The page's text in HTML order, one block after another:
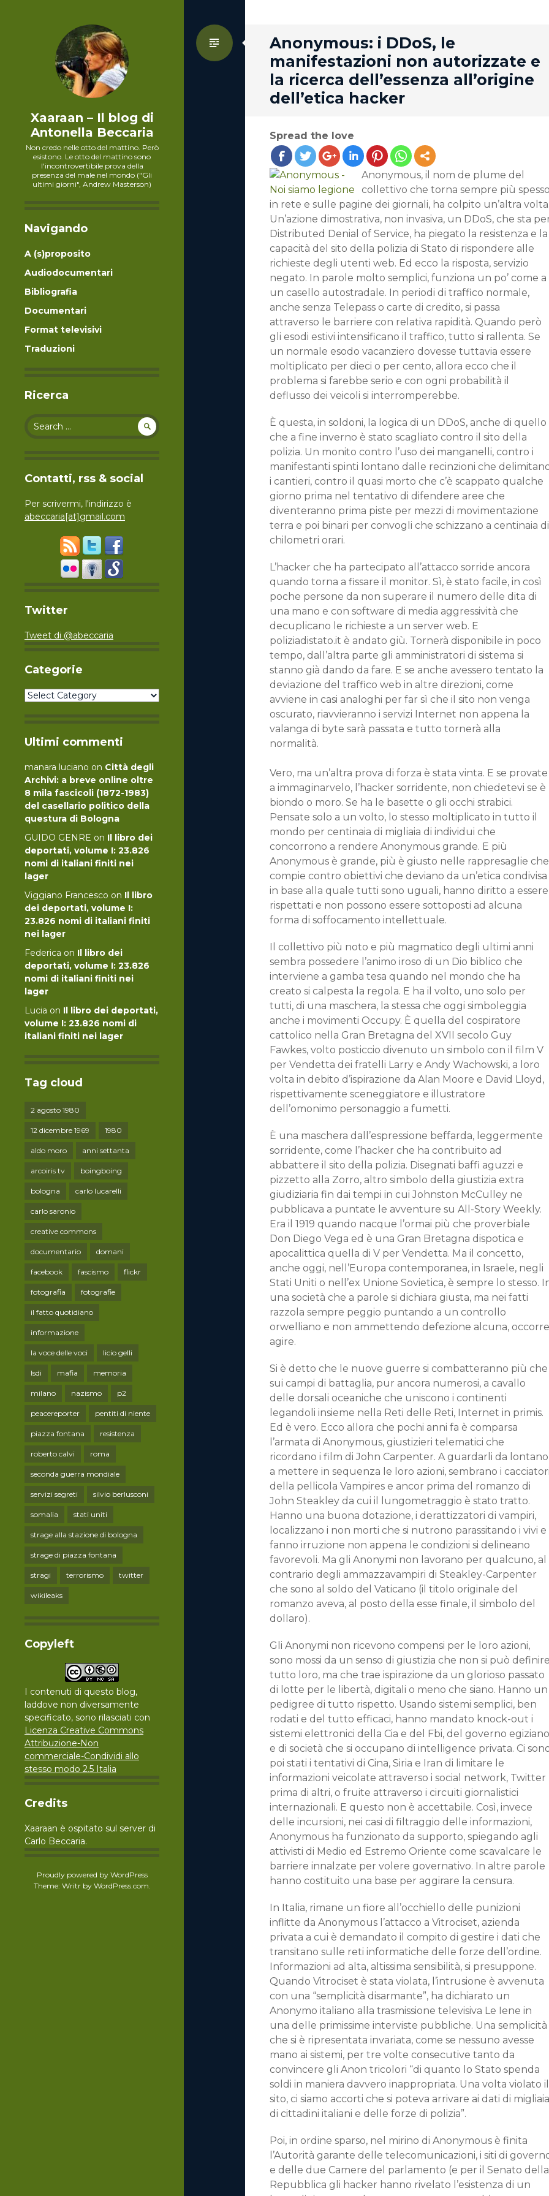
Xaaraan – Il blog di
Antonella Beccaria
Non credo nelle otto del mattino. Però
esistono. Le otto del mattino sono
l'incontrovertibile prova della
presenza del male nel mondo ("Gli
ultimi giorni", Andrew Masterson)
Navigando
A (s)proposito
Audiodocumentari
Bibliografia
Documentari
Format televisivi
Traduzioni
Ricerca
Search for:
Contatti, rss & social
Per scrivermi, l'indirizzo è
abeccaria[at]gmail.com
Twitter
Tweet di @abeccaria
Categorie
Categorie
Ultimi commenti
manara luciano on Città degli
Archivi: a breve online oltre
8 mila fascicoli (1872-1983)
del casellario politico della
questura di Bologna
GUIDO GENRE on Il libro dei
deportati, volume I: 23.826
nomi di italiani finiti nei
lager
Viggiano Francesco on Il libro
dei deportati, volume I:
23.826 nomi di italiani finiti
nei lager
Federica on Il libro dei
deportati, volume I: 23.826
nomi di italiani finiti nei
lager
Lucia on Il libro dei deportati,
volume I: 23.826 nomi di
italiani finiti nei lager
Tag cloud
2 agosto 1980
12 dicembre 1969 1980
aldo moro anni settanta
arcoiris tv boingboing
bologna carlo lucarelli
carlo saronio
creative commons
documentario domani
facebook fascismo flickr
fotografia fotografie
il fatto quotidiano
informazione
la voce delle voci licio gelli
lsdi mafia memoria
milano nazismo p2
peacereporter pentiti di niente
piazza fontana resistenza
roberto calvi roma
seconda guerra mondiale
servizi segreti silvio berlusconi
somalia stati uniti
strage alla stazione di bologna
strage di piazza fontana
stragi terrorismo twitter
wikileaks
Copyleft
I contenuti di questo blog,
laddove non diversamente
specificato, sono rilasciati con
Licenza Creative Commons
Attribuzione-Non
commerciale-Condividi allo
stesso modo 2.5 Italia
Credits
Xaaraan è ospitato sul server di
Carlo Beccaria.
Proudly powered by WordPress
Theme: Writr by WordPress.com.
Anonymous: i DDoS, le
manifestazioni non autorizzate e
la ricerca dell’essenza all’origine
dell’etica hacker
Standard
Spread the love
Anonymous, il nom de plume del
collettivo che torna sempre più
in rete e sulle pagine dei giornali, ha colpito un’altra
Un’azione dimostrativa, non invasiva, un DDoS, che sta
Distributed Denial of Service, ha piegato la resistenza e la
capacità del sito della polizia di Stato di rispondere alle
richieste degli utenti web. Ed ecco la risposta, servizio
negato. In parole molto semplici, funziona un po’ come a
un casello autostradale. In periodi di traffico normale,
anche senza Telepass o carte di credito, si passa
attraverso le barriere con relativa rapidità. Quando però
gli esodi estivi intensificano il traffico, tutto si rallenta. Se
un normale esodo vacanziero dovesse tuttavia essere
moltiplicato per dieci o per cento, allora ecco che il
problema si farebbe serio e con ogni probabilità il
deflusso dei veicoli si interromperebbe.
È questa, in soldoni, la logica di un DDoS, anche di quello
che a fine inverno è stato scagliato contro il sito della
polizia. Un monito contro l’uso dei manganelli, contro i
manifestanti spinti lontano dalle recinzioni che
i cantieri, contro il quasi morto che c’è scappato qualche
giorno prima nel tentativo di difendere aree che
diventeranno prima piste per mezzi di movimentazione
terra e poi binari per convogli che schizzano a centinaia di
chilometri orari.
L’hacker che ha partecipato all’attacco sorride ancora
quando torna a fissare il monitor. Sì, è stato facile, in così
poche persone da non superare il numero delle dita di
una mano e con software di media aggressività che
decuplicano le richieste a un server web. E
poliziadistato.it è andato giù. Tornerà disponibile in poco
tempo, dall’altra parte gli amministratori di sistema si
stanno già dando da fare. E se anche avessero tentato la
deviazione del traffico web in altre direzioni, come
avviene in casi analoghi per far sì che il sito non venga
oscurato, riavvieranno i servizi Internet non appena la
valanga di byte sarà passata e tutto tornerà alla
normalità.
Vero, ma un’altra prova di forza è stata vinta. E se provate
a immaginarvelo, l’hacker sorridente, non chiedetevi se è
biondo o moro. Se ha le basette o gli occhi strabici.
Pensate solo a un volto, lo stesso moltiplicato in tutto il
mondo per centinaia di migliaia di individui che
concorrono a rendere Anonymous grande. E più
Anonymous è grande, più è giusto nelle rappresaglie che
compie contro obiettivi che deviano da un’etica condivisa
in base alla quale tutti sono uguali, hanno diritto a essere
rispettati e non possono essere sottoposti ad alcuna
forma di soffocamento intellettuale.
Il collettivo più noto e più magmatico degli ultimi anni
sembra possedere l’animo iroso di un Dio biblico che
interviene a gamba tesa quando nel mondo che ha
creato si calpesta la regola. E ha il volto, uno solo per
tutti, di una maschera, la stessa che oggi simboleggia
anche i movimenti Occupy. È quella del cospiratore
cattolico nella Gran Bretagna del XVII secolo Guy
Fawkes, volto posticcio divenuto un simbolo con il film V
per Vendetta dei fratelli Larry e Andy Wachowski, a loro
volta in debito d’ispirazione da Alan Moore e David Lloyd,
rispettivamente sceneggiatore e illustratore
dell’omonimo personaggio a fumetti.
È una maschera dall’espressione beffarda, leggermente
sorridente, come l’hacker che ha contribuito ad
abbattere il sito della polizia. Disegnati baffi aguzzi e
pizzetto alla Zorro, altro simbolo della giustizia extra
giudiziaria fin dai tempi in cui Johnston McCulley ne
pubblicava a puntate le avventure su All-Story Weekly.
Era il 1919 quando nacque l’ormai più che proverbiale
Don Diego Vega ed è una Gran Bretagna dispotica e
apocalittica quella di V per Vendetta. Ma il concetto,
anche oggi, nell’Europa contemporanea, in Israele, negli
Stati Uniti o nell’ex Unione Sovietica, è sempre lo stesso.
una società che a parole si dichiara giusta, ma nei fatti
razzola sempre peggio puntando a un controllo
orwelliano e non ammettendo defezione alcuna, occorre
agire.
Si è detto che le nuove guerre si combatteranno più che
sui campi di battaglia, pur ancora numerosi, a cavallo
delle dorsali oceaniche che uniscono i continenti
legandoli insieme nella Reti delle Reti, Internet in primis.
Ed è vero. Ecco allora che pochi anni fa è comparsa
l’armata di Anonymous, giustizieri telematici che
ricordano i film di John Carpenter. A guardarli da
a mettere in sequenza le loro azioni, sembrano i
della pellicola Vampires e ancor prima del romanzo di
John Steakley da cui il lungometraggio è stato tratto.
Hanno una buona dotazione, i derattizzatori di vampiri,
localizzano i non morti che si nutrono parassitando i vivi e
fanno irruzione non appena le condizioni si delineano
favorevoli. Ma gli Anonymi non lavorano per qualcuno, al
contrario degli ammazzavampiri di Steakley-Carpenter
che sono al soldo del Vaticano (il titolo originale del
romanzo aveva, al posto della esse finale, il simbolo del
dollaro).
Gli Anonymi non ricevono compensi per le loro azioni,
sono mossi da un senso di giustizia che non si può
tutto loro, ma che trae ispirazione da un glorioso passato
di lotte per le libertà, digitali o meno che siano. Hanno un
pedigree di tutto rispetto. Usando sistemi semplici, ben
rodati e del tutto efficaci, hanno mandato knock-out i
sistemi elettronici della Cia e del Fbi, del governo egiziano
e di società che si occupano di intelligence privata. Ci
poi stati i tentativi di Cina, Siria e Iran di limitare le
informazioni veicolate attraverso i social network, Twitter
prima di altri, o fruite attraverso i circuiti giornalistici
internazionali. E questo non è accettabile. Così, invece
delle incursioni, nei casi di filtraggio delle informazioni,
Anonymous ha funzionato da supporto, spiegando agli
attivisti di Medio ed Estremo Oriente come scavalcare le
barriere innalzate per volere governativo. In altre parole
hanno costituito una base per aggirare la censura.
In Italia, rimane un fiore all’occhiello delle punizioni
inflitte da Anonymous l’attacco a Vitrociset, azienda
privata a cui è demandato il compito di gestire i dati che
transitano sulle reti informatiche delle forze dell’ordine.
Informazioni ad alta, altissima sensibilità, si presuppone.
Quando Vitrociset è stata violata, l’intrusione è avvenuta
con una “semplicità disarmante”, ha dichiarato un
Anonymo italiano alla trasmissione televisiva Le Iene in
una delle primissime interviste pubbliche. Una semplicità
che si è ripresentata invariata, come se nessuno avesse
mano ai sistemi, per tre volte consecutive tanto da
convincere gli Anon tricolori “di quanto lo Stato spenda
soldi in maniera davvero inappropriata. Una volta violato il
sito, ci siamo accorti che si poteva arrivare ai dati di migliaia
di cittadini italiani e delle forze di polizia”.
Poi, in ordine sparso, nel mirino di Anonymous è finita
l’Autorità garante delle telecomunicazioni, i siti di
e delle due Camere del parlamento (e per il Senato della
Repubblica gli hacker hanno rivelato l’esistenza di un